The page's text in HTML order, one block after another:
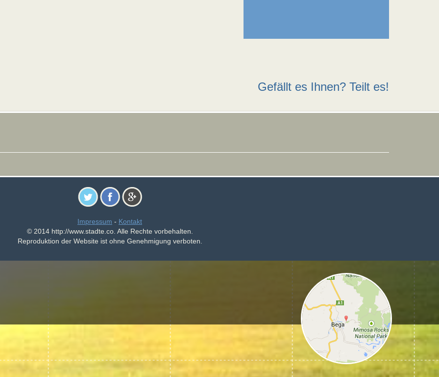
Gefällt es Ihnen? Teilt es!
Impressum - Kontakt
© 2014 http://www.stadte.co. Alle Rechte vorbehalten.
Reproduktion der Website ist ohne Genehmigung verboten.